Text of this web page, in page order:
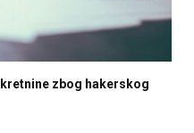
zbog hakerskog